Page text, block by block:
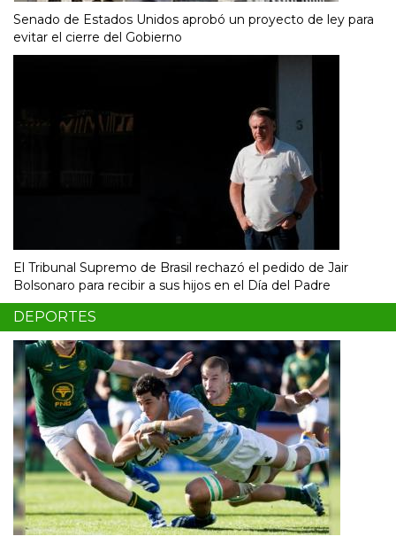
Senado de Estados Unidos aprobó un proyecto de ley para
evitar el cierre del Gobierno
El Tribunal Supremo de Brasil rechazó el pedido de Jair
Bolsonaro para recibir a sus hijos en el Día del Padre
DEPORTES